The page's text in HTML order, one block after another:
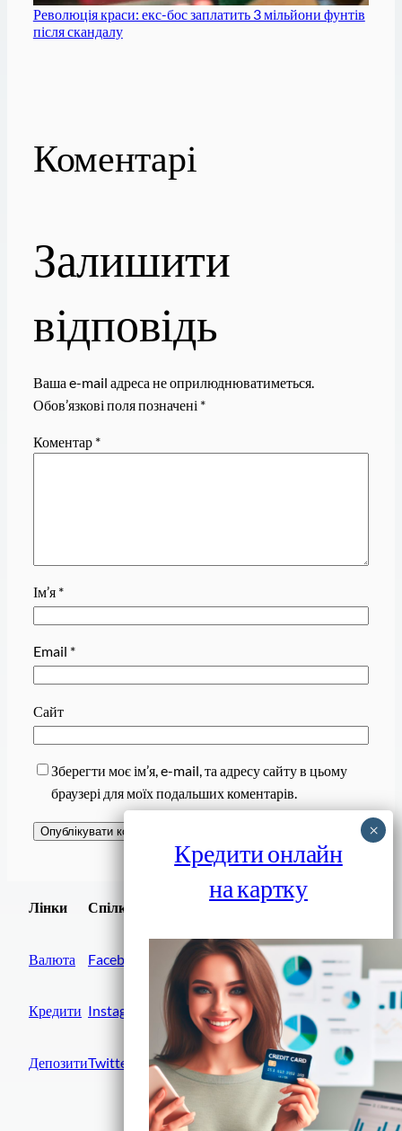
Революція краси: екс-бос заплатить 3 мільйони фунтів
після скандалу
Коментарі
Залишити
відповідь
Ваша e-mail адреса не оприлюднюватиметься.
Обов’язкові поля позначені *
Коментар *
Ім’я *
Email *
Сайт
Зберегти моє ім’я, e-mail, та адресу сайту в цьому
браузері для моїх подальших коментарів.
Лінки
Валюта
Кредити
Депозити
Спілки
Facebook
Instagram
Twitter
Завантажити
Фінанси IN UA
Кредити онлайн
на картку